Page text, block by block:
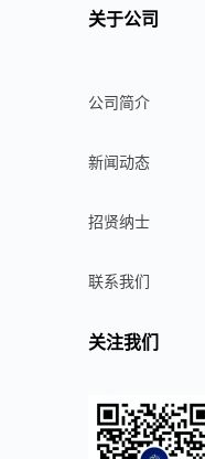
关于公司
公司简介
新闻动态
招贤纳士
联系我们
关注我们